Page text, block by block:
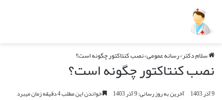
سلام دکتر>رسانه عمومی>نصب کنتاکتور چگونه است؟
نصب کنتاکتور چگونه است؟
9 آذر 1403 آخرین به روز رسانی: 9 آذر 1403 خواندن این مطلب 4 دقیقه زمان میبرد